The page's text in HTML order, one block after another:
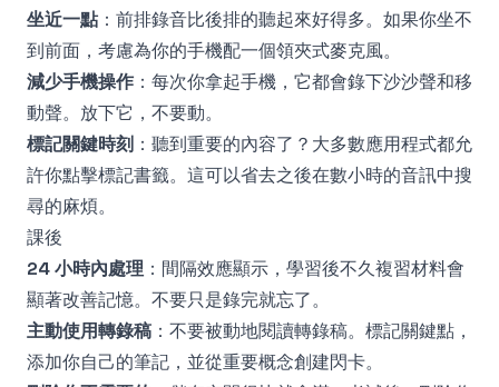
坐近一點 ：前排錄音比後排的聽起來好得多。如果你坐不
到前面，考慮為你的手機配一個領夾式麥克風。
減少手機操作 ：每次你拿起手機，它都會錄下沙沙聲和移
動聲。放下它，不要動。
標記關鍵時刻 ：聽到重要的內容了？大多數應用程式都允
許你點擊標記書籤。這可以省去之後在數小時的音訊中搜
尋的麻煩。
課後
24 小時內處理 ： 間隔效應顯示，學習後不久複習材料會
顯著改善記憶。不要只是錄完就忘了。
主動使用轉錄稿 ：不要被動地閱讀轉錄稿。標記關鍵點，
添加你自己的筆記，並從重要概念創建閃卡。